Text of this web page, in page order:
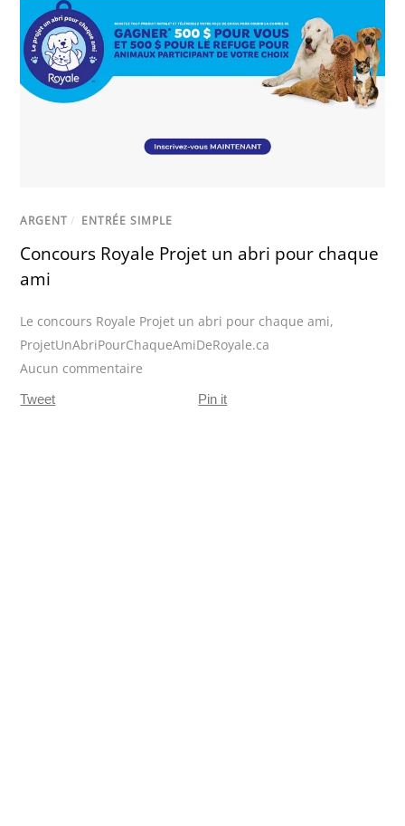
ARGENT / ENTRÉE SIMPLE
Concours Royale Projet un abri pour chaque
ami
Le concours Royale Projet un abri pour chaque ami,
ProjetUnAbriPourChaqueAmiDeRoyale.ca
Aucun commentaire
Tweet Pin it